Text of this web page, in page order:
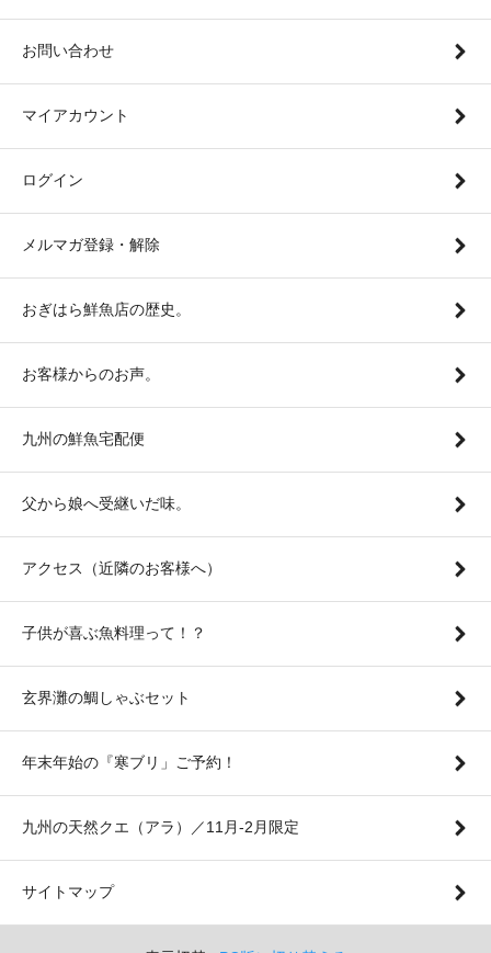
お問い合わせ
マイアカウント
ログイン
メルマガ登録・解除
おぎはら鮮魚店の歴史。
お客様からのお声。
九州の鮮魚宅配便
父から娘へ受継いだ味。
アクセス（近隣のお客様へ）
子供が喜ぶ魚料理って！？
玄界灘の鯛しゃぶセット
年末年始の『寒ブリ」ご予約！
九州の天然クエ（アラ）／11月-2月限定
サイトマップ